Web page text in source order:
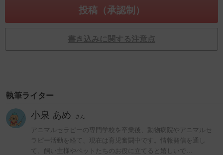
書き込みに関する注意点
執筆ライター
小泉 あめ さん
アニマルセラピーの専門学校を卒業後、動物病院やアニマルセ
ラピー活動を経て、現在は育児奮闘中です。情報発信を通し
て、飼い主様やペットたちのお役に立てると嬉しいで…